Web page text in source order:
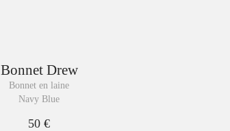
Bonnet Drew
Bonnet en laine
Navy Blue
50 €